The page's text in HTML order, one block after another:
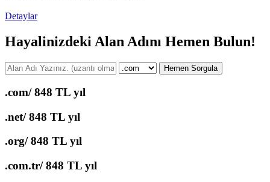
Detaylar
Hayalinizdeki Alan Adını Hemen Bulun!
Hemen Sorgula
.com/848 TL yıl
.net/848 TL yıl
.org/848 TL yıl
.com.tr/848 TL yıl